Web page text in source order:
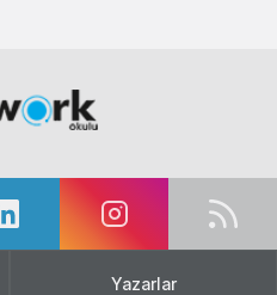
Yazarlar